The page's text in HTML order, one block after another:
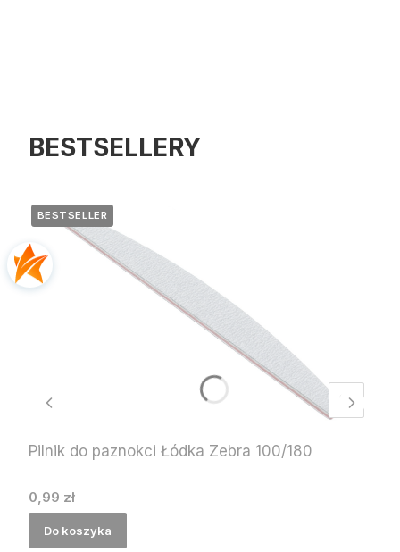
BESTSELLERY
BESTSELLER
Pilnik do paznokci Łódka Zebra 100/180
Cena
0,99 zł
Do koszyka